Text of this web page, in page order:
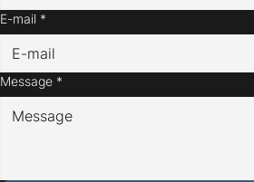
E-mail *
Message *